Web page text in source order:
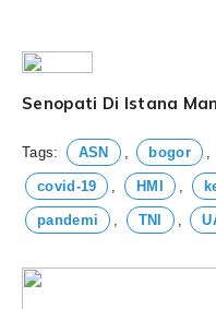
Senopati Di Istana
Tags: ASN bogor
covid-19 HMI
pandemi TNI